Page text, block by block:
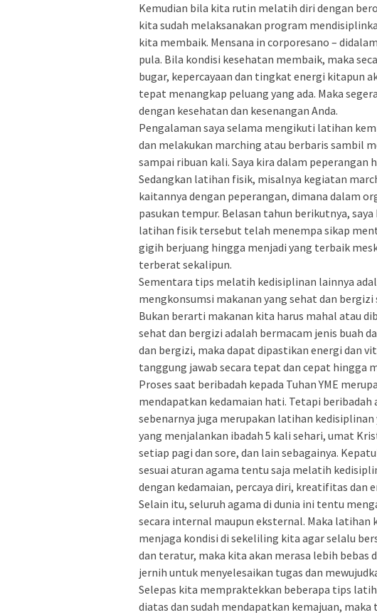
Kemudian bila kita rutin melatih diri dengan
kita sudah melaksanakan program
kita membaik. Mensana in corporesano –
pula. Bila kondisi kesehatan membaik, maka
bugar, kepercayaan dan tingkat energi kitapun
tepat menangkap peluang yang ada. Maka
dengan kesehatan dan kesenangan Anda.
Pengalaman saya selama mengikuti latihan
dan melakukan marching atau berbaris sambil
sampai ribuan kali. Saya kira dalam peperangan
Sedangkan latihan fisik, misalnya kegiatan
kaitannya dengan peperangan, dimana dalam
pasukan tempur. Belasan tahun berikutnya,
latihan fisik tersebut telah menempa sikap
gigih berjuang hingga menjadi yang terbaik
terberat sekalipun.
Sementara tips melatih kedisiplinan lainnya
mengkonsumsi makanan yang sehat dan
Bukan berarti makanan kita harus mahal atau
sehat dan bergizi adalah bermacam jenis buah
dan bergizi, maka dapat dipastikan energi dan
tanggung jawab secara tepat dan cepat hingga
Proses saat beribadah kepada Tuhan YME
mendapatkan kedamaian hati. Tetapi beribadah
sebenarnya juga merupakan latihan
yang menjalankan ibadah 5 kali sehari, umat
setiap pagi dan sore, dan lain sebagainya.
sesuai aturan agama tentu saja melatih
dengan kedamaian, percaya diri, kreatifitas dan
Selain itu, seluruh agama di dunia ini tentu
secara internal maupun eksternal. Maka
menjaga kondisi di sekeliling kita agar selalu
dan teratur, maka kita akan merasa lebih bebas
jernih untuk menyelesaikan tugas dan
Selepas kita mempraktekkan beberapa tips
diatas dan sudah mendapatkan kemajuan,